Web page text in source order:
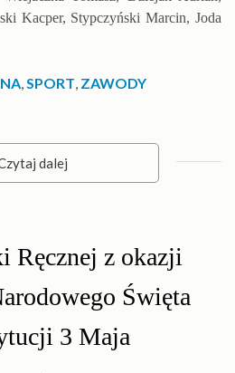
Kacper, Stypczyński Marcin, Joda
SPORT ZAWODY
dalej
Ręcznej z okazji
Święta
3 Maja